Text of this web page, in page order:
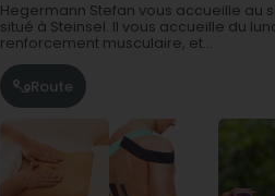
Hegermann Stefan vous accueille au
situé à Steinsel. Il vous accueille du
renforcement musculaire, et...
Route